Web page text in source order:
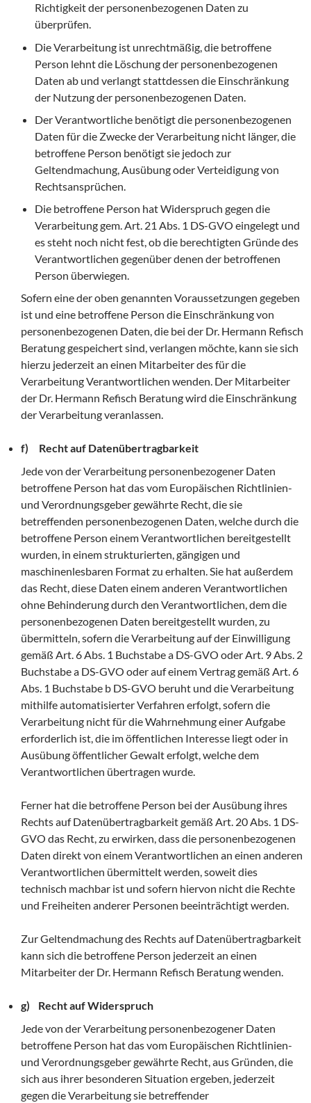
Richtigkeit der personenbezogenen Daten zu
überprüfen.
Die Verarbeitung ist unrechtmäßig, die betroffene
Person lehnt die Löschung der personenbezogenen
Daten ab und verlangt stattdessen die Einschränkung
der Nutzung der personenbezogenen Daten.
Der Verantwortliche benötigt die personenbezogenen
Daten für die Zwecke der Verarbeitung nicht länger, die
betroffene Person benötigt sie jedoch zur
Geltendmachung, Ausübung oder Verteidigung von
Rechtsansprüchen.
Die betroffene Person hat Widerspruch gegen die
Verarbeitung gem. Art. 21 Abs. 1 DS-GVO eingelegt und
es steht noch nicht fest, ob die berechtigten Gründe des
Verantwortlichen gegenüber denen der betroffenen
Person überwiegen.
Sofern eine der oben genannten Voraussetzungen gegeben
ist und eine betroffene Person die Einschränkung von
personenbezogenen Daten, die bei der Dr. Hermann Refisch
Beratung gespeichert sind, verlangen möchte, kann sie sich
hierzu jederzeit an einen Mitarbeiter des für die
Verarbeitung Verantwortlichen wenden. Der Mitarbeiter
der Dr. Hermann Refisch Beratung wird die Einschränkung
der Verarbeitung veranlassen.
f) Recht auf Datenübertragbarkeit
Jede von der Verarbeitung personenbezogener Daten
betroffene Person hat das vom Europäischen Richtlinien-
und Verordnungsgeber gewährte Recht, die sie
betreffenden personenbezogenen Daten, welche durch die
betroffene Person einem Verantwortlichen bereitgestellt
wurden, in einem strukturierten, gängigen und
maschinenlesbaren Format zu erhalten. Sie hat außerdem
das Recht, diese Daten einem anderen Verantwortlichen
ohne Behinderung durch den Verantwortlichen, dem die
personenbezogenen Daten bereitgestellt wurden, zu
übermitteln, sofern die Verarbeitung auf der Einwilligung
gemäß Art. 6 Abs. 1 Buchstabe a DS-GVO oder Art. 9 Abs. 2
Buchstabe a DS-GVO oder auf einem Vertrag gemäß Art. 6
Abs. 1 Buchstabe b DS-GVO beruht und die Verarbeitung
mithilfe automatisierter Verfahren erfolgt, sofern die
Verarbeitung nicht für die Wahrnehmung einer Aufgabe
erforderlich ist, die im öffentlichen Interesse liegt oder in
Ausübung öffentlicher Gewalt erfolgt, welche dem
Verantwortlichen übertragen wurde.
Ferner hat die betroffene Person bei der Ausübung ihres
Rechts auf Datenübertragbarkeit gemäß Art. 20 Abs. 1 DS-
GVO das Recht, zu erwirken, dass die personenbezogenen
Daten direkt von einem Verantwortlichen an einen anderen
Verantwortlichen übermittelt werden, soweit dies
technisch machbar ist und sofern hiervon nicht die Rechte
und Freiheiten anderer Personen beeinträchtigt werden.
Zur Geltendmachung des Rechts auf Datenübertragbarkeit
kann sich die betroffene Person jederzeit an einen
Mitarbeiter der Dr. Hermann Refisch Beratung wenden.
g) Recht auf Widerspruch
Jede von der Verarbeitung personenbezogener Daten
betroffene Person hat das vom Europäischen Richtlinien-
und Verordnungsgeber gewährte Recht, aus Gründen, die
sich aus ihrer besonderen Situation ergeben, jederzeit
gegen die Verarbeitung sie betreffender